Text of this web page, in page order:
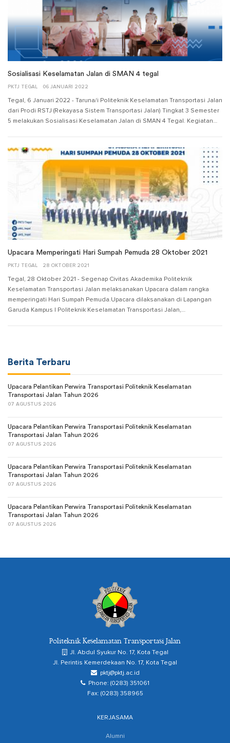
Sosialisasi Keselamatan Jalan di SMAN 4 tegal
PKTJ TEGAL 06 JANUARI 2022
Tegal, 6 Januari 2022 - Taruna/i Politeknik Keselamatan Transportasi Jalan
dari Prodi RSTJ (Rekayasa Sistem Transportasi Jalan) Tingkat 3 Semester
5 melakukan Sosialisasi Keselamatan Jalan di SMAN 4 Tegal. Kegiatan…
Upacara Memperingati Hari Sumpah Pemuda 28 Oktober 2021
PKTJ TEGAL 28 OKTOBER 2021
Tegal, 28 Oktober 2021 - Segenap Civitas Akademika Politeknik
Keselamatan Transportasi Jalan melaksanakan Upacara dalam rangka
memperingati Hari Sumpah Pemuda.Upacara dilaksanakan di Lapangan
Garuda Kampus I Politeknik Keselamatan Transportasi Jalan,…
Berita Terbaru
Upacara Pelantikan Perwira Transportasi Politeknik Keselamatan
Transportasi Jalan Tahun 2026
07 AGUSTUS 2026
Upacara Pelantikan Perwira Transportasi Politeknik Keselamatan
Transportasi Jalan Tahun 2026
07 AGUSTUS 2026
Upacara Pelantikan Perwira Transportasi Politeknik Keselamatan
Transportasi Jalan Tahun 2026
07 AGUSTUS 2026
Upacara Pelantikan Perwira Transportasi Politeknik Keselamatan
Transportasi Jalan Tahun 2026
07 AGUSTUS 2026
Politeknik Keselamatan Transportasi Jalan
Jl. Abdul Syukur No. 17, Kota Tegal
Jl. Perintis Kemerdekaan No. 17, Kota Tegal
pktj@pktj.ac.id
Phone: (0283) 351061
Fax: (0283) 358965
KERJASAMA
Alumni